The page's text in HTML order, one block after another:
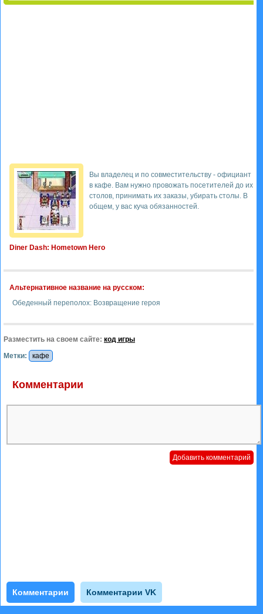
Diner Dash: Hometown Hero
Вы владелец и по совместительству - официант
в кафе. Вам нужно провожать посетителей до их
столов, принимать их заказы, убирать столы. В
общем, у вас куча обязанностей.
Альтернативное название на русском:
Обеденный переполох: Возвращение героя
Разместить на своем сайте: код игры
Метки:
кафе
Комментарии
Комментарии Комментарии VK